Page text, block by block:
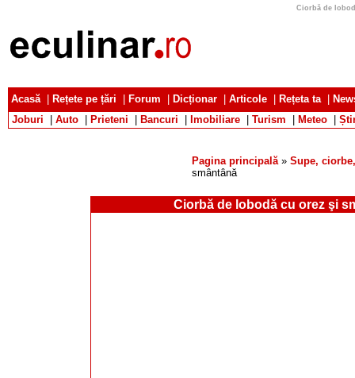
Ciorbă de
Acasă| Rețete pe țări Forum Dicționar Articole Rețeta ta|
Joburi
Auto Prieteni Bancuri Imobiliare Turism Meteo
Pagina principală» Supe,
smântână
Ciorbă de lobodă cu orez şi